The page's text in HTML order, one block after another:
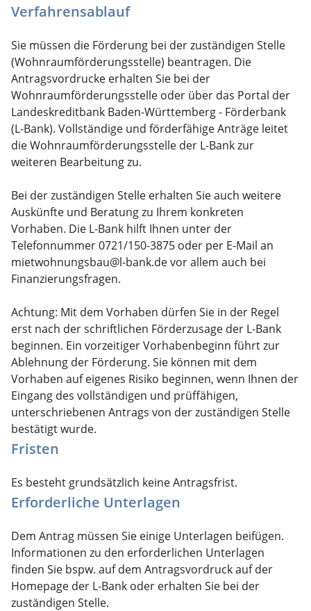
Verfahrensablauf
Sie müssen die Förderung bei der zuständigen Stelle
(Wohnraumförderungsstelle) beantragen. Die
Antragsvordrucke erhalten Sie bei der
Wohnraumförderungsstelle oder über das Portal der
Landeskreditbank Baden-Württemberg - Förderbank
(L-Bank). Vollständige und förderfähige Anträge leitet
die Wohnraumförderungsstelle der L-Bank zur
weiteren Bearbeitung zu.
Bei der zuständigen Stelle erhalten Sie auch weitere
Auskünfte und Beratung zu Ihrem konkreten
Vorhaben. Die L-Bank hilft Ihnen unter der
Telefonnummer 0721/150-3875 oder per E-Mail an
mietwohnungsbau@l-bank.de vor allem auch bei
Finanzierungsfragen.
Achtung: Mit dem Vorhaben dürfen Sie in der Regel
erst nach der schriftlichen Förderzusage der L-Bank
beginnen. Ein vorzeitiger Vorhabenbeginn führt zur
Ablehnung der Förderung. Sie können mit dem
Vorhaben auf eigenes Risiko beginnen, wenn Ihnen der
Eingang des vollständigen und prüffähigen,
unterschriebenen Antrags von der zuständigen Stelle
bestätigt wurde.
Fristen
Es besteht grundsätzlich keine Antragsfrist.
Erforderliche Unterlagen
Dem Antrag müssen Sie einige Unterlagen beifügen.
Informationen zu den erforderlichen Unterlagen
finden Sie bspw. auf dem Antragsvordruck auf der
Homepage der L-Bank oder erhalten Sie bei der
zuständigen Stelle.